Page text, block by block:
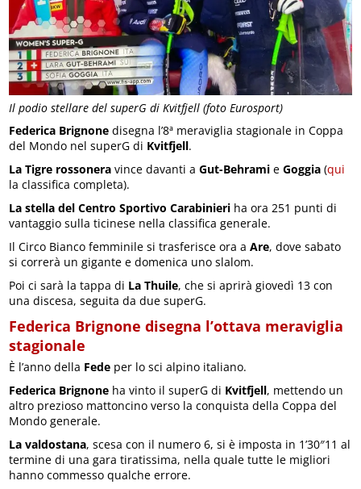
Il podio stellare del superG di Kvitfjell (foto Eurosport)
Federica Brignone disegna l’8ª meraviglia stagionale in Coppa
del Mondo nel superG di Kvitfjell.
La Tigre rossonera vince davanti aGut-Behrami eGoggia(qui
la classifica completa).
La stella del Centro Sportivo Carabinieri ha ora 251 punti di
vantaggio sulla ticinese nella classifica generale.
Il Circo Bianco femminile si trasferisce ora aAre, dove sabato
si correrà un gigante e domenica uno slalom.
Poi ci sarà la tappa di La Thuile, che si aprirà giovedì 13 con
una discesa, seguita da due superG.
Federica Brignone disegna l’ottava meraviglia
stagionale
È l’anno della Fede per lo sci alpino italiano.
Federica Brignone ha vinto il superG di Kvitfjell, mettendo un
altro prezioso mattoncino verso la conquista della Coppa del
Mondo generale.
La valdostana, scesa con il numero 6, si è imposta in 1’30″11 al
termine di una gara tiratissima, nella quale tutte le migliori
hanno commesso qualche errore.